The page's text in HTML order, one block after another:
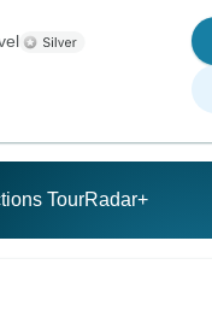
TourRadar+